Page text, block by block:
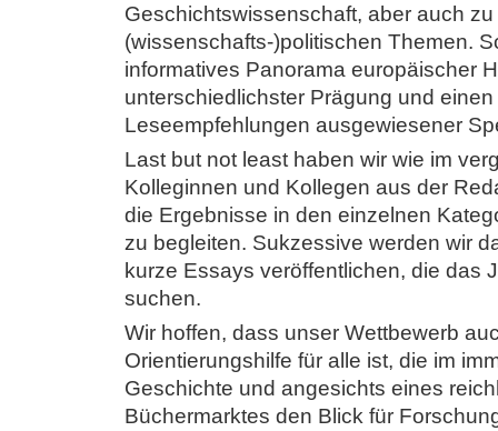
Geschichtswissenschaft, aber auch
(wissenschafts-)politischen Themen.
informatives Panorama europäischer
unterschiedlichster Prägung und
Leseempfehlungen ausgewiesener
Last but not least haben wir wie im
Kolleginnen und Kollegen aus der
die Ergebnisse in den einzelnen
zu begleiten. Sukzessive werden wir
kurze Essays veröffentlichen, die das
suchen.
Wir hoffen, dass unser Wettbewerb
Orientierungshilfe für alle ist, die im
Geschichte und angesichts eines
Büchermarktes den Blick für